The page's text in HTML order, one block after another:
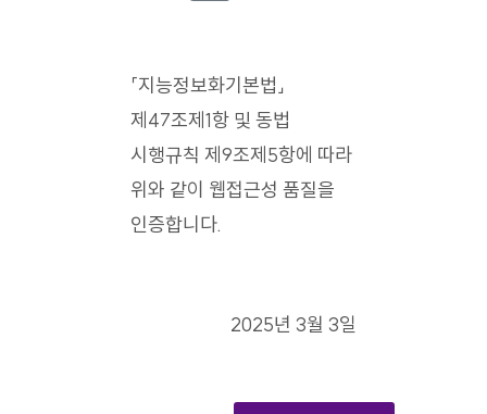
「지능정보화기본법」
제47조제1항 및 동법
시행규칙 제9조제5항에 따라
위와 같이 웹접근성 품질을
인증합니다.
2025년 3월 3일